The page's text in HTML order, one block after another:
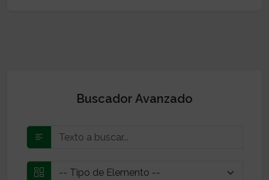
Buscador Avanzado